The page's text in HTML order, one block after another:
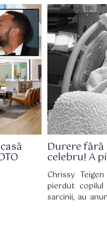
Durere
celebru! A
Chrissy
pierdut
sarcinii, au